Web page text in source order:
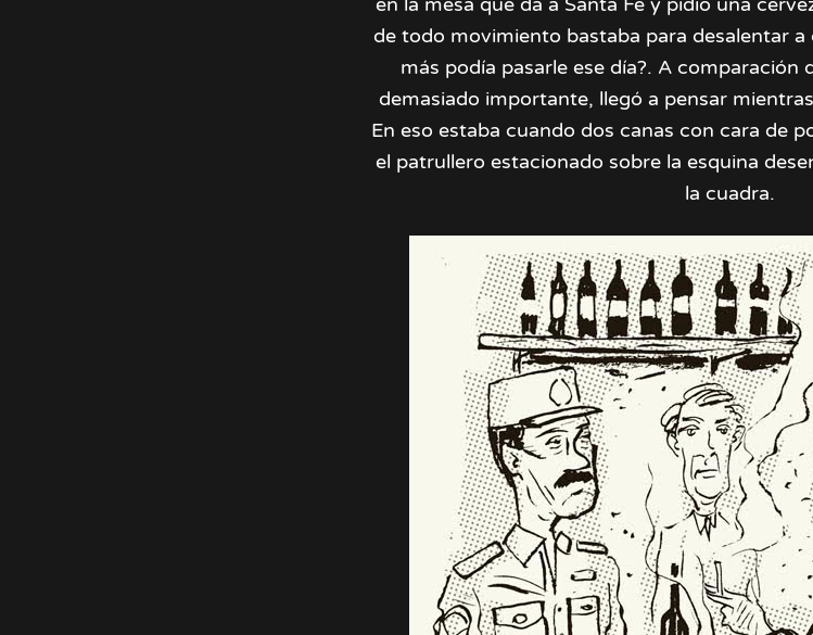
de todo movimiento bastaba para desalentar a
más podía pasarle ese día?. A comparación
demasiado importante, llegó a pensar
En eso estaba cuando dos canas con cara de
el patrullero estacionado sobre la esquina
la cuadra.